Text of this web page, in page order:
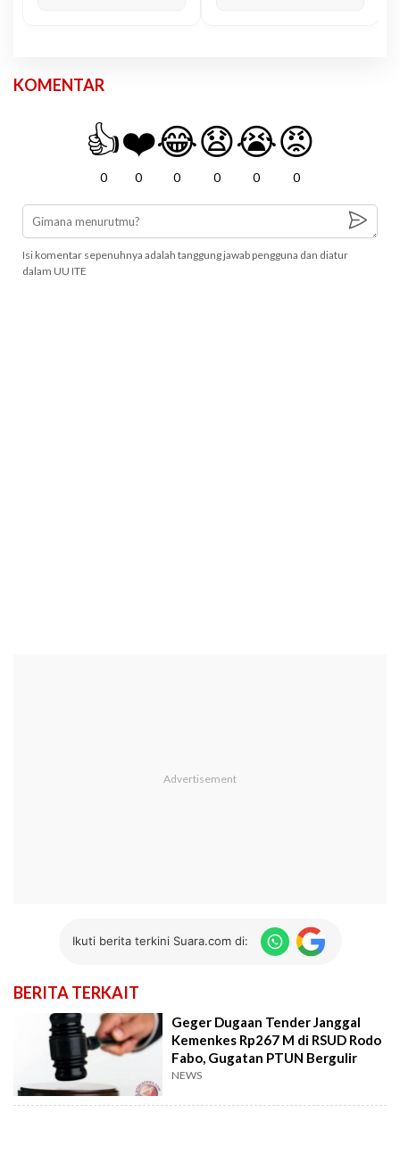
KOMENTAR
👍
0
❤️
0
😂
0
😧
0
😭
0
😡
0
Isi komentar sepenuhnya adalah tanggung jawab pengguna dan diatur
dalam UU ITE
Ikuti berita terkini Suara.com di:
BERITA TERKAIT
Geger Dugaan Tender Janggal
Kemenkes Rp267 M di RSUD Rodo
Fabo, Gugatan PTUN Bergulir
NEWS